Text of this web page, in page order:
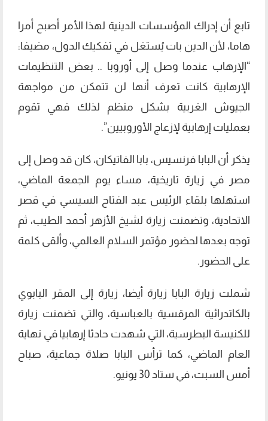
تابع أن إدراك المؤسسات الدينية لهذا الأمر أصبح أمرا
هاما، لأن الدين بات يُستغل في تفكيك الدول، مضيفا:
“الإرهاب عندما وصل إلى أوروبا .. بعض التنظيمات
الإرهابية كانت تعرف أنها لن تتمكن من مواجهة
الجيوش الغربية بشكل منظم لذلك فهي تقوم
بعمليات إرهابية لإزعاج الأوروبيين”.
يذكر أن البابا فرنسيس، بابا الفاتيكان، كان قد وصل إلى
مصر في زيارة تاريخية، مساء يوم الجمعة الماضي،
استهلها بلقاء الرئيس عبد الفتاح السيسي في قصر
الاتحادية، وتضمنت زيارة لشيخ الأزهر أحمد الطيب، ثم
توجه بعدها لحضور مؤتمر السلام العالمي، وألقى كلمة
على الحضور.
شملت زيارة البابا زيارة أيضا، زيارة إلى المقر البابوي
بالكاتدرائية المرقسية بالعباسية، والتي تضمنت زيارة
للكنيسة البطرسية، التي شهدت حادثا إرهابيا في نهاية
العام الماضي، كما ترأس البابا صلاة جماعية، صباح
أمس السبت، في ستاد 30 يونيو.